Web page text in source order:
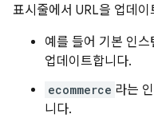
표시줄에서 URL을 업데
예를 들어 기본 인
업데이트합니다.
ecommerce 라는
니다.